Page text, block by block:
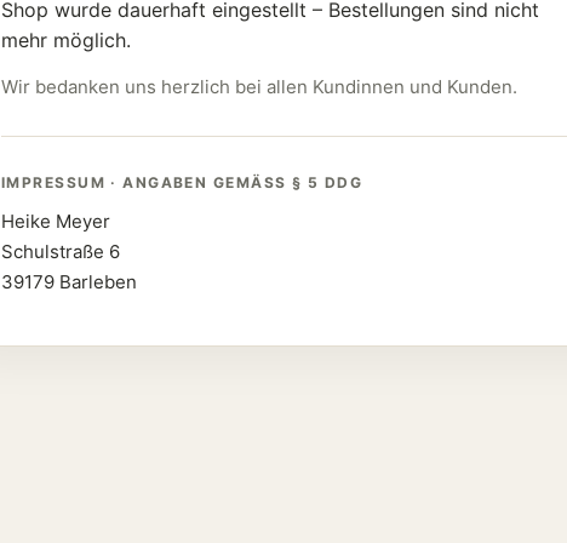
Shop wurde dauerhaft eingestellt – Bestellungen sind nicht
mehr möglich.
Wir bedanken uns herzlich bei allen Kundinnen und Kunden.
IMPRESSUM · ANGABEN GEMÄSS § 5 DDG
Heike Meyer
Schulstraße 6
39179 Barleben